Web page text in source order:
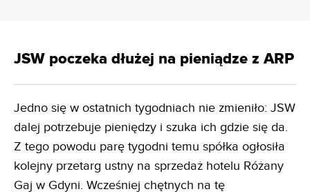
JSW poczeka dłużej na pieniądze z ARP
Jedno się w ostatnich tygodniach nie zmieniło: JSW
dalej potrzebuje pieniędzy i szuka ich gdzie się da.
Z tego powodu parę tygodni temu spółka ogłosiła
kolejny przetarg ustny na sprzedaż hotelu Różany
Gaj w Gdyni. Wcześniej chętnych na tę